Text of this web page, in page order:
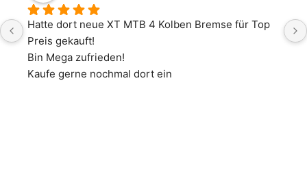
Hatte dort neue XT MTB 4 Kolben Bremse für Top
Preis gekauft!
Bin Mega zufrieden!
Kaufe gerne nochmal dort ein